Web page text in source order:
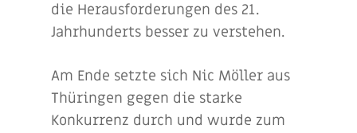
die Herausforderungen des 21.
Jahrhunderts besser zu verstehen.
Am Ende setzte sich Nic Möller aus
Thüringen gegen die starke
Konkurrenz durch und wurde zum